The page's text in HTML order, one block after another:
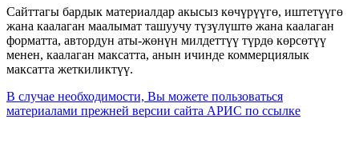
Сайттагы бардык материалдар акысыз көчүрүүгө, иштетүүгө
жана каалаган маалымат ташуучу түзүлүштө жана каалаган
форматта, автордун аты-жөнүн милдеттүү түрдө көрсөтүү
менен, каалаган максатта, анын ичинде коммерциялык
максатта жеткиликтүү.
В случае необходимости, Вы можете пользоваться
материалами прежней версии сайта АРИС по ссылке